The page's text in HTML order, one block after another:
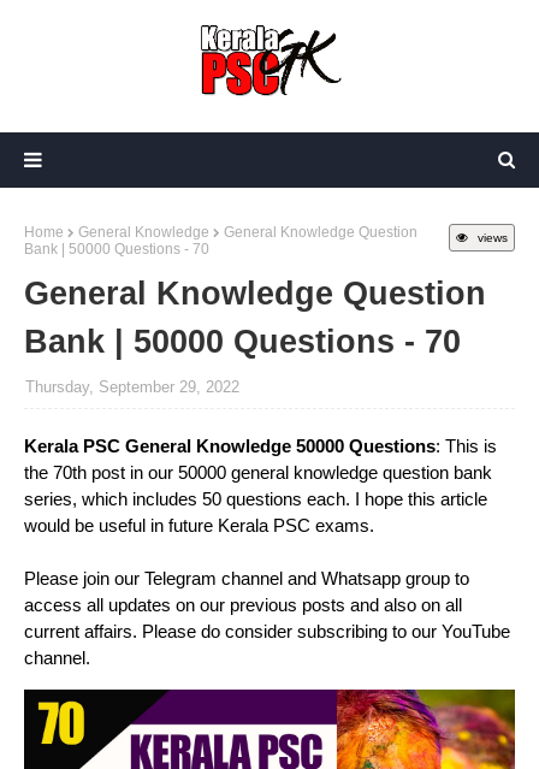
views
Home General Knowledge
General Knowledge Question
Bank | 50000 Questions - 70
General Knowledge Question
Bank | 50000 Questions - 70
Thursday, September 29, 2022
Kerala PSC General Knowledge 50000 Questions: This is
the 70th post in our 50000 general knowledge question bank
series, which includes 50 questions each. I hope this article
would be useful in future Kerala PSC exams.
Please join our Telegram channel and Whatsapp group to
access all updates on our previous posts and also on all
current affairs. Please do consider subscribing to our YouTube
channel.